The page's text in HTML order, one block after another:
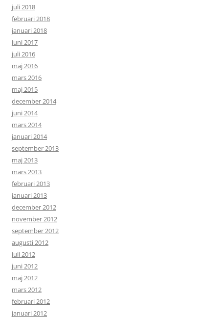
juli 2018
februari 2018
januari 2018
juni 2017
juli 2016
maj 2016
mars 2016
maj 2015
december 2014
juni 2014
mars 2014
januari 2014
september 2013
maj 2013
mars 2013
februari 2013
januari 2013
december 2012
november 2012
september 2012
augusti 2012
juli 2012
juni 2012
maj 2012
mars 2012
februari 2012
januari 2012